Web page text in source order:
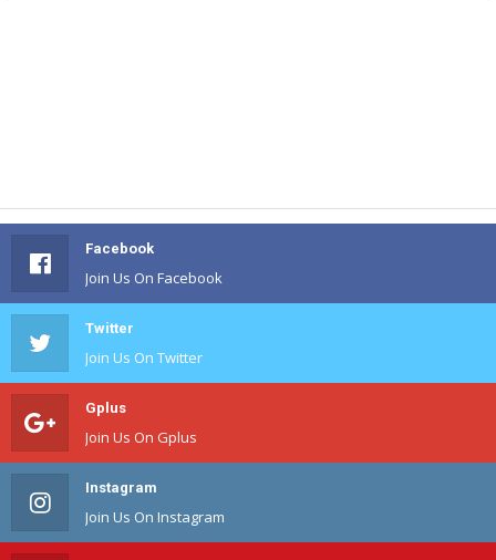
Facebook
Join Us On Facebook
Twitter
Join Us On Twitter
Gplus
Join Us On Gplus
Instagram
Join Us On Instagram